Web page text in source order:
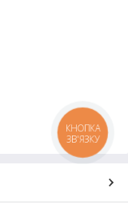
КНОПКА
ЗВ'ЯЗКУ